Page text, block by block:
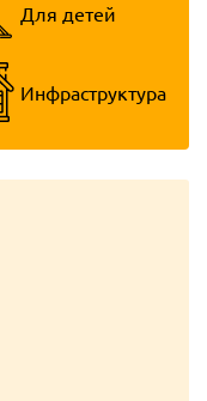
Для детей
Инфраструктура